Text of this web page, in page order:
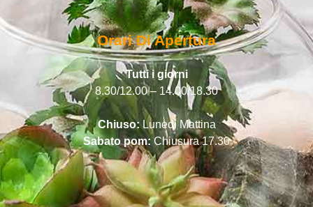
Orari Di Apertura
Tutti i giorni
8.30/12.00 – 14.00/18.30
Chiuso:Lunedì Mattina
Sabato pom:Chiusura 17.30